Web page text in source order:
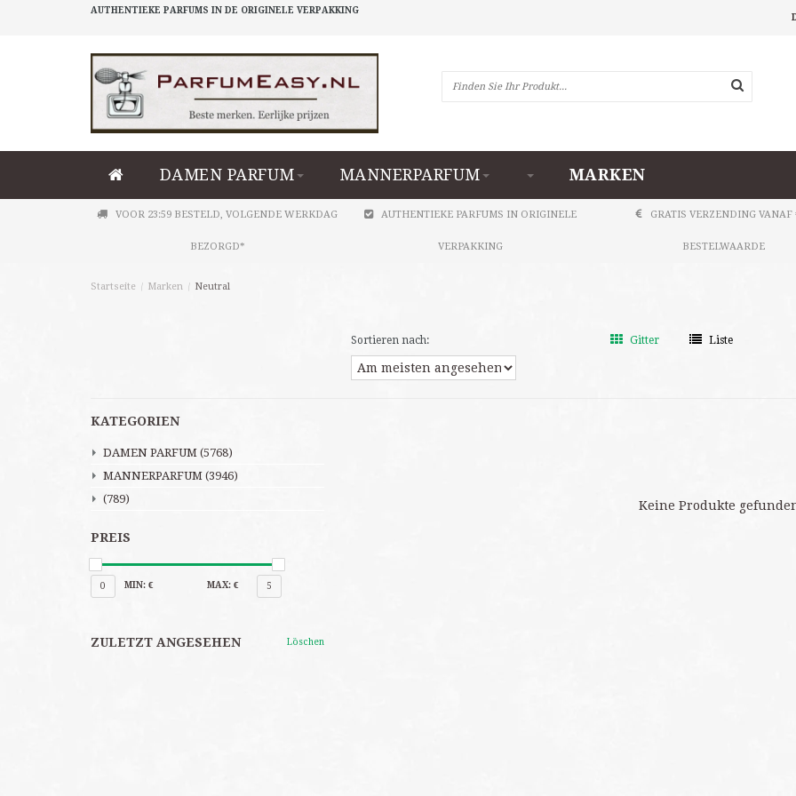
AUTHENTIEKE PARFUMS IN DE ORIGINELE VERPAKKING
DAMEN PARFUM MANNERPARFUM MARKEN
VOOR 23:59 BESTELD, VOLGENDE WERKDAG
BEZORGD*
AUTHENTIEKE PARFUMS IN ORIGINELE
VERPAKKING
GRATIS VERZENDING VANAF
BESTELWAARDE
Startseite / Marken / Neutral
Sortieren nach: Gitter Liste
KATEGORIEN
DAMEN PARFUM (5768)
MANNERPARFUM (3946)
(789)
PREIS
0 MIN: € MAX: € 5
ZULETZT ANGESEHEN Löschen
Keine Produkte